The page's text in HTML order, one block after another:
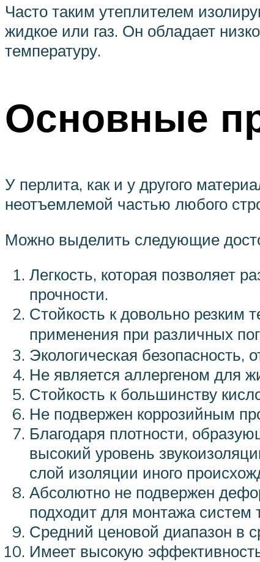
Часто таким утеплителем
жидкое или газ. Он обладает
температуру.
Основные
У перлита, как и у другого
неотъемлемой частью любого
Можно выделить следующие
Легкость, которая позволяет
прочности.
Стойкость к довольно резким
применения при различных
Экологическая безопасность,
Не является аллергеном для
Стойкость к большинству
Не подвержен коррозийным
Благодаря плотности,
высокий уровень
слой изоляции иного
Абсолютно не подвержен
подходит для монтажа систем
Средний ценовой диапазон в
Имеет высокую